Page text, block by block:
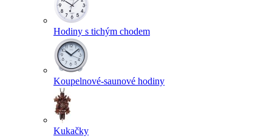
Hodiny s tichým chodem
Koupelnové-saunové hodiny
Kukačky